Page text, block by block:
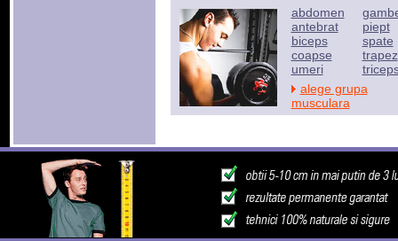
abdomen
antebrat
biceps
coapse
umeri
piept
spate
trapez
alege grupa
musculara